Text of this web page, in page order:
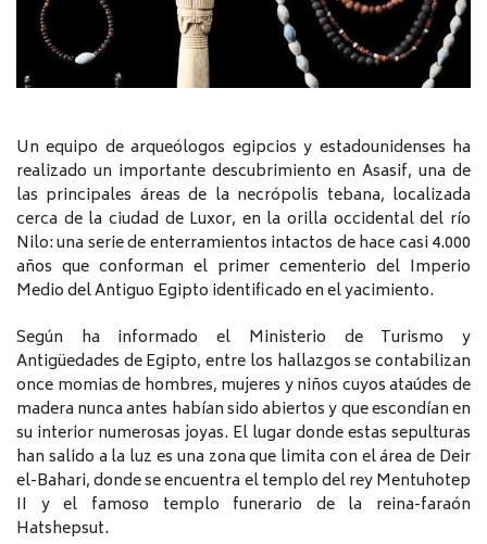
Un equipo de arqueólogos egipcios y estadounidenses ha
realizado un importante descubrimiento en Asasif, una de
las principales áreas de la necrópolis tebana, localizada
cerca de la ciudad de Luxor, en la orilla occidental del río
Nilo: una serie de enterramientos intactos de hace casi 4.000
años que conforman el primer cementerio del Imperio
Medio del Antiguo Egipto identificado en el yacimiento.
Según ha informado el Ministerio de Turismo y
Antigüedades de Egipto, entre los hallazgos se contabilizan
once momias de hombres, mujeres y niños cuyos ataúdes de
madera nunca antes habían sido abiertos y que escondían en
su interior numerosas joyas. El lugar donde estas sepulturas
han salido a la luz es una zona que limita con el área de Deir
el-Bahari, donde se encuentra el templo del rey Mentuhotep
II y el famoso templo funerario de la reina-faraón
Hatshepsut.